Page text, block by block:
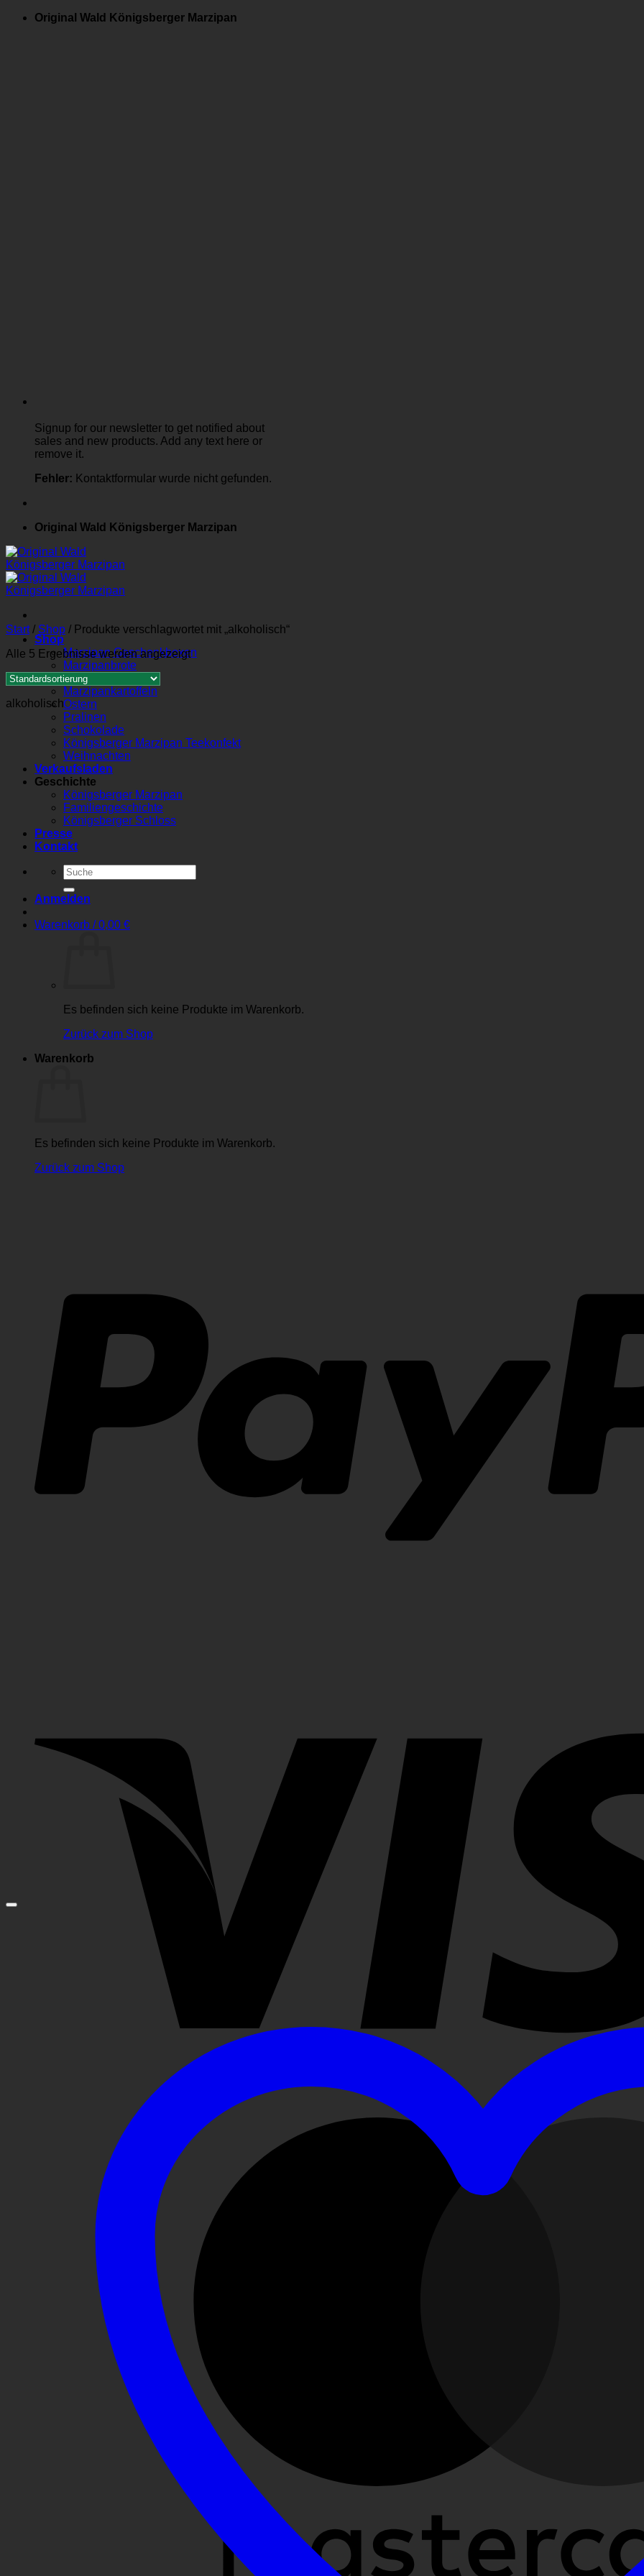
Zum
Original Wald Königsberger Marzipan
Signup for our newsletter to get notified about
sales and new products. Add any text here or
remove it.
Fehler: Kontaktformular wurde nicht gefunden.
Original Wald Königsberger Marzipan
Shop
Marzipan Geschenkboxen
Marzipanbrote
Marzipanherzen
Marzipankartoffeln
Ostern
Pralinen
Schokolade
Königsberger Marzipan Teekonfekt
Weihnachten
Verkaufsladen
Geschichte
Königsberger Marzipan
Familiengeschichte
Königsberger Schloss
Presse
Kontakt
Suchen
nach:
Anmelden
Warenkorb /0,00 €
Es befinden sich keine Produkte im Warenkorb.
Zurück zum Shop
Warenkorb
Es befinden sich keine Produkte im Warenkorb.
Zurück zum Shop
Start / Shop / Produkte verschlagwortet mit „alkoholisch“
Alle 5 Ergebnisse werden angezeigt
alkoholisch